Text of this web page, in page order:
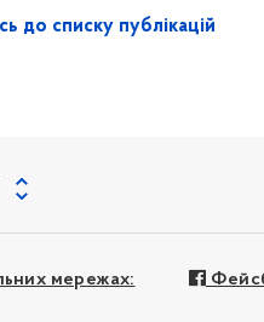
до списку публікацій
мережах: